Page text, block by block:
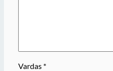
Vardas *